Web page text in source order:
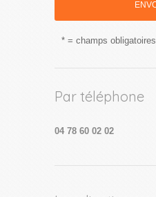
* = champs obligatoires
Par téléphone
04 78 60 02 02